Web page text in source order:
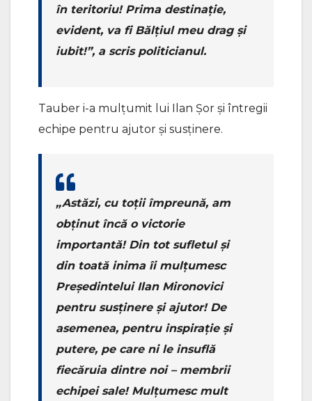
în teritoriu! Prima destinație,
evident, va fi Bălțiul meu drag și
iubit!”, a scris politicianul.
Tauber i-a mulțumit lui Ilan Șor și întregii
echipe pentru ajutor și susținere.
„Astăzi, cu toții împreună, am
obținut încă o victorie
importantă! Din tot sufletul și
din toată inima îi mulțumesc
Președintelui Ilan Mironovici
pentru susținere și ajutor! De
asemenea, pentru inspirație și
putere, pe care ni le insuflă
fiecăruia dintre noi – membrii
echipei sale! Mulțumesc mult